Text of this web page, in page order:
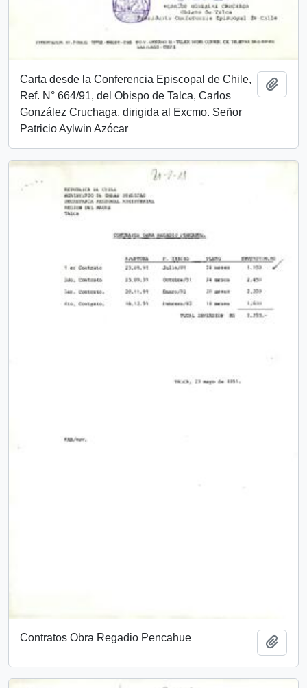
Carta desde la Conferencia Episcopal de Chile,
Ref. N° 664/91, del Obispo de Talca, Carlos
González Cruchaga, dirigida al Excmo. Señor
Patricio Aylwin Azócar
Contratos Obra Regadio Pencahue